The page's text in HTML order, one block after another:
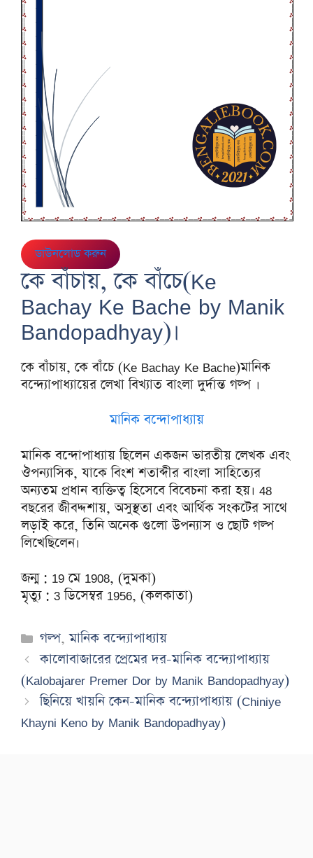
ডাউনলোড করুন
কে বাঁচায়, কে বাঁচে(Ke
Bachay Ke Bache by Manik
Bandopadhyay)।
কে বাঁচায়, কে বাঁচে (Ke Bachay Ke Bache)মানিক
বন্দ্যোপাধ্যায়ের লেখা বিখ্যাত বাংলা দুর্দান্ত গল্প ।
মানিক বন্দোপাধ্যায়
মানিক বন্দোপাধ্যায় ছিলেন একজন ভারতীয় লেখক এবং
ঔপন্যাসিক, যাকে বিংশ শতাব্দীর বাংলা সাহিত্যের
অন্যতম প্রধান ব্যক্তিত্ব হিসেবে বিবেচনা করা হয়। 48
বছরের জীবদ্দশায়, অসুস্থতা এবং আর্থিক সংকটের সাথে
লড়াই করে, তিনি অনেক গুলো উপন্যাস ও ছোট গল্প
লিখেছিলেন।
জন্ম : 19 মে 1908, (দুমকা)
মৃত্যু : 3 ডিসেম্বর 1956, (কলকাতা)
Categories
গল্প,মানিক বন্দ্যোপাধ্যায়
কালোবাজারের প্রেমের দর-মানিক বন্দ্যোপাধ্যায়
(Kalobajarer Premer Dor by Manik Bandopadhyay)
ছিনিয়ে খায়নি কেন-মানিক বন্দ্যোপাধ্যায় (Chiniye
Khayni Keno by Manik Bandopadhyay)